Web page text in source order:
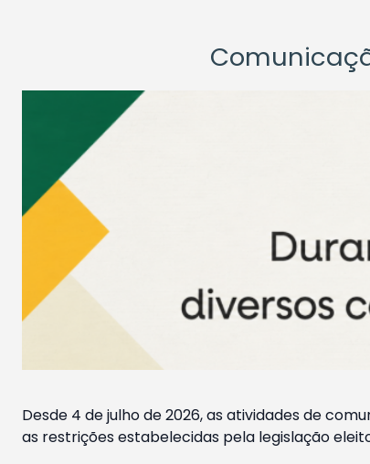
Desde 4 de julho de 2026, as atividades de
as restrições estabelecidas pela legislação